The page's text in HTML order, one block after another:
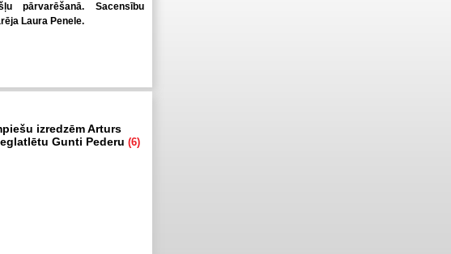
pārvarēšanā. Sacensību
Laura Penele.
izredzēm Arturs
Gunti Pederu (6)